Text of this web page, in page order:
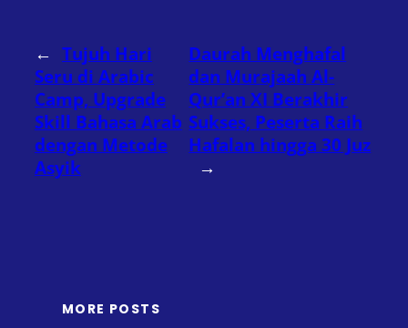
← Tujuh Hari
Seru di Arabic
Camp, Upgrade
Skill Bahasa Arab
dengan Metode
Asyik
Daurah Menghafal
dan Murajaah Al-
Qur’an XI Berakhir
Sukses, Peserta Raih
Hafalan hingga 30 Juz
→
MORE POSTS